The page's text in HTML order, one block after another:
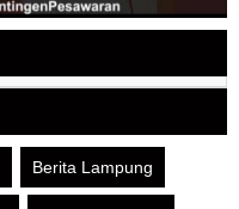
Berita Lampung